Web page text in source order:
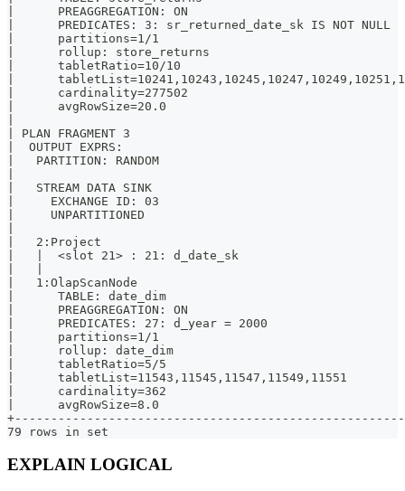
|      PREAGGREGATION: ON
|      PREDICATES: 3: sr_returned_date_sk IS
|      partitions=1/1
|      rollup: store_returns
|      tabletRatio=10/10
|
|      cardinality=277502
|      avgRowSize=20.0
| PLAN FRAGMENT 3
|  OUTPUT EXPRS:
|   PARTITION: RANDOM
|   STREAM DATA SINK
|     EXCHANGE ID: 03
|     UNPARTITIONED
|   2:Project
|   |  <slot 21> : 21: d_date_sk
|   1:OlapScanNode
|      TABLE: date_dim
|      PREAGGREGATION: ON
|      PREDICATES: 27: d_year = 2000
|      partitions=1/1
|      rollup: date_dim
|      tabletRatio=5/5
|
|      cardinality=362
|      avgRowSize=8.0
79 rows in set
EXPLAIN LOGICAL